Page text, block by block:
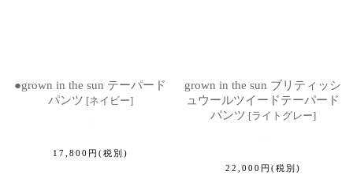
●grown in the sun テーパード
パンツ [ネイビー]
17,800 円 (税別)
grown in the sun ブリティッシ
ュウールツイードテーパード
パンツ [ライトグレー]
22,000 円 (税別)